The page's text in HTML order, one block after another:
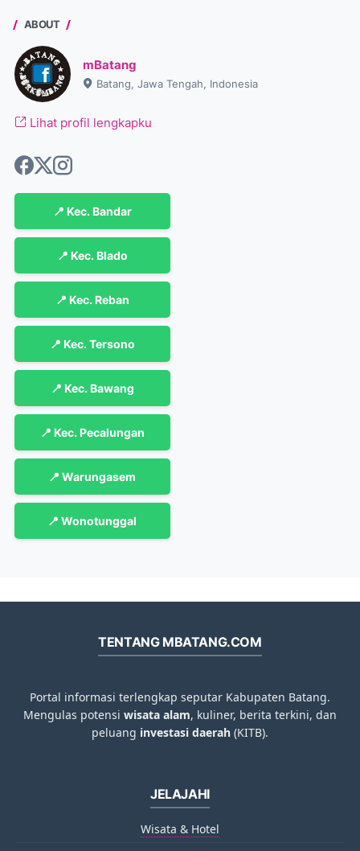
ABOUT
mBatang
Batang, Jawa Tengah, Indonesia
Lihat profil lengkapku
📍 Kec. Bandar
📍 Kec. Blado
📍 Kec. Reban
📍 Kec. Tersono
📍 Kec. Bawang
📍 Kec. Pecalungan
📍 Warungasem
📍 Wonotunggal
TENTANG MBATANG.COM
Portal informasi terlengkap seputar Kabupaten Batang.
Mengulas potensi wisata alam, kuliner, berita terkini, dan
peluang investasi daerah (KITB).
JELAJAHI
Wisata & Hotel